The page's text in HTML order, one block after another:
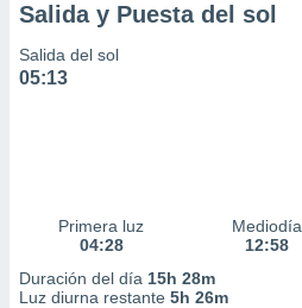
Salida y Puesta del sol
Salida del sol
05:13
Primera luz
04:28
Mediodía
12:58
Duración del día 15h 28m
Luz diurna restante 5h 26m